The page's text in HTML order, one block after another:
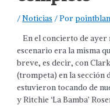
/Noticias / Por
En el concierto de ayer
escenario era la misma
breve, es decir, con
(trompeta) en la sección
estuvieron tocando de
y Ritchie ‘La Bamba’